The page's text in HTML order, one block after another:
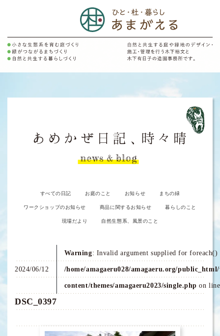
すべての日記 お庭のこと お知らせ まちの緑
ワークショップのお知らせ 商品に関するお知らせ 暮らしのこと
現場だより 自然生態系、風景のこと
2024/06/12
Warning: Invalid argument supplied for foreach()
/home/amagaeru028/amagaeru.org/
content/themes/amagaeru2023/single.php on
DSC_0397